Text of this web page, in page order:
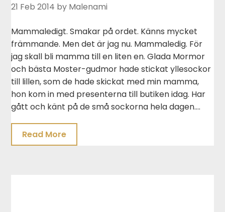
21 Feb 2014 by Malenami
Mammaledigt. Smakar på ordet. Känns mycket
främmande. Men det är jag nu. Mammaledig. För
jag skall bli mamma till en liten en. Glada Mormor
och bästa Moster-gudmor hade stickat yllesockor
till lillen, som de hade skickat med min mamma,
hon kom in med presenterna till butiken idag. Har
gått och känt på de små sockorna hela dagen….
Read More